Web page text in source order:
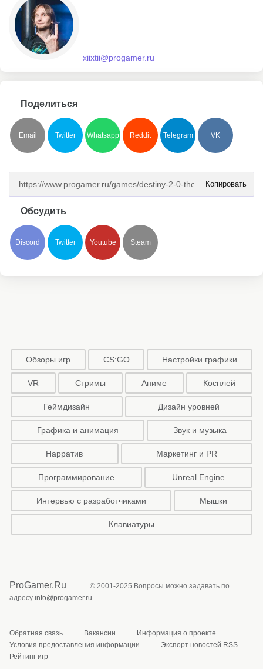
xiixtii@progamer.ru
Поделиться
Email Twitter Whatsapp Reddit Telegram VK
Копировать
Обсудить
Discord Twitter Youtube Steam
Обзоры игр CS:GO Настройки графики
VR Стримы Аниме Косплей
Геймдизайн Дизайн уровней
Графика и анимация Звук и музыка
Нарратив Маркетинг и PR
Программирование Unreal Engine
Интервью с разработчиками Мышки
Клавиатуры
ProGamer.Ru
© 2001-2025 Вопросы можно задавать по
адресу info@progamer.ru
Обратная связь Вакансии
Информация о проекте
Условия предоставления информации
Экспорт новостей RSS
Рейтинг игр